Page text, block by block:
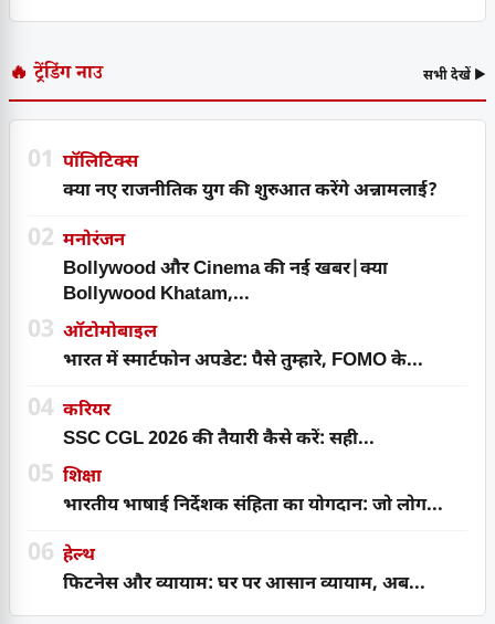
🔥 ट्रेंडिंग नाउ सभी देखें ▶
01 पॉलिटिक्स
क्या नए राजनीतिक युग की शुरुआत करेंगे अन्नामलाई?
02 मनोरंजन
Bollywood और Cinema की नई खबर|क्या
Bollywood Khatam,...
03 ऑटोमोबाइल
भारत में स्मार्टफोन अपडेट: पैसे तुम्हारे, FOMO के...
04 करियर
SSC CGL 2026 की तैयारी कैसे करें: सही...
05 शिक्षा
भारतीय भाषाई निर्देशक संहिता का योगदान: जो लोग...
06 हेल्थ
फिटनेस और व्यायाम: घर पर आसान व्यायाम, अब...